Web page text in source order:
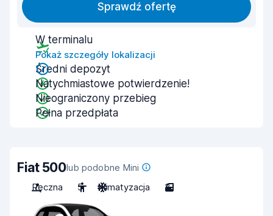
Sprawdź ofertę
W terminalu
Pokaż szczegóły lokalizacji
Średni depozyt
Natychmiastowe potwierdzenie!
Nieograniczony przebieg
Pełna przedpłata
Fiat 500lub podobne Mini
Ręczna
5 Klimatyzacja 3